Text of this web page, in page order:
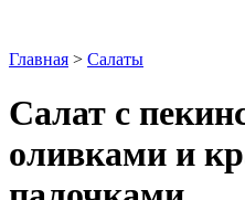
Главная > Салаты
Салат с
оливками и